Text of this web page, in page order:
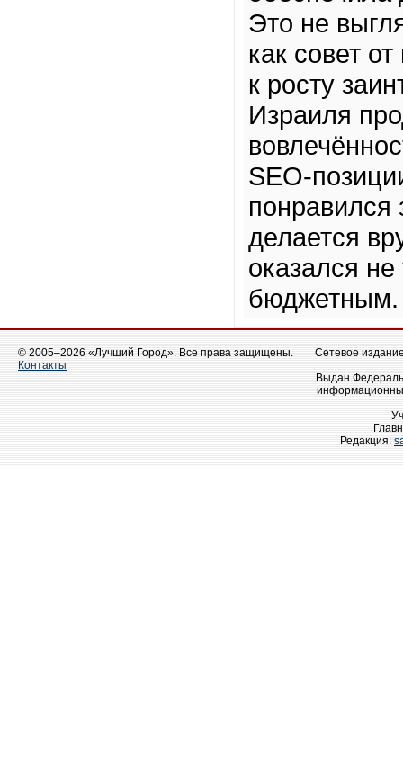
Это не
как совет
к росту
Израиля
SEO-
понравился
делается
оказался
бюджетным.
© 2005–2026 «Лучший Город». Все права защищены.
Контакты
Сетевое
Выдан
Редакция: